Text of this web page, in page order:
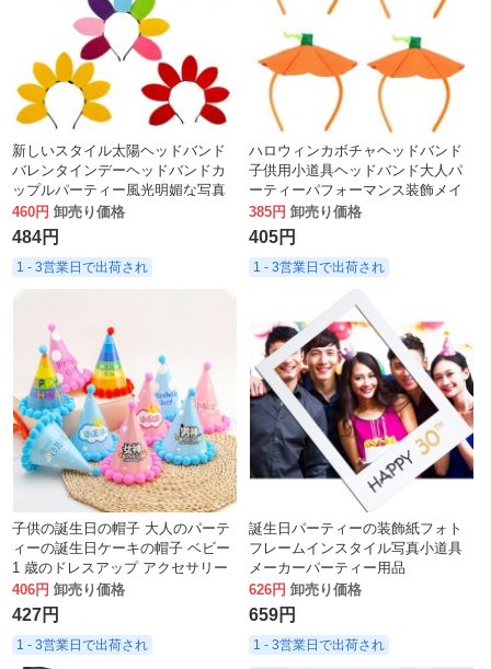
新しいスタイル太陽ヘッドバンド
バレンタインデーヘッドバンドカ
ップルパーティー風光明媚な写真
ヘッドバンド誕生日パーティー帽
子ヘアアクセサリー
460円 卸売り価格
484円
1 - 3営業日で出荷され
ハロウィンカボチャヘッドバンド
子供用小道具ヘッドバンド大人パ
ーティーパフォーマンス装飾メイ
ク衣装ヘアアクセサリー
385円 卸売り価格
405円
1 - 3営業日で出荷され
子供の誕生日の帽子 大人のパーテ
ィーの誕生日ケーキの帽子 ベビー
1 歳のドレスアップ アクセサリー
ポンポン帽子
406円 卸売り価格
427円
1 - 3営業日で出荷され
誕生日パーティーの装飾紙フォト
フレームインスタイル写真小道具
メーカーパーティー用品
626円 卸売り価格
659円
1 - 3営業日で出荷され